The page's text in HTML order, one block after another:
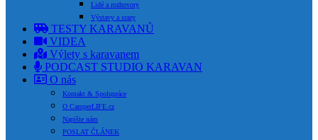
Lidé a rozhovory
Výstavy a srazy
TESTY KARAVANŮ
VIDEA
Výlety s karavanem
PODCAST STUDIO KARAVAN
O nás
Kontakt & Spolupráce
O CamperLIFE.cz
Napište nám
POSLAT ČLÁNEK